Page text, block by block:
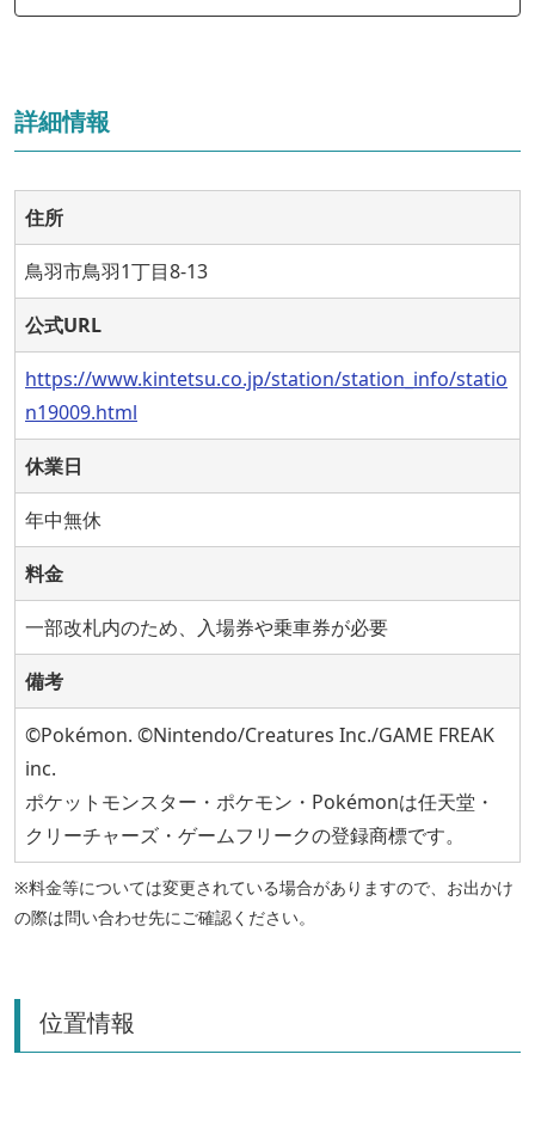
詳細情報
住所
鳥羽市鳥羽1丁目8-13
公式URL
https://www.kintetsu.co.jp/station/station_info/statio
n19009.html
休業日
年中無休
料金
一部改札内のため、入場券や乗車券が必要
備考
©Pokémon. ©Nintendo/Creatures Inc./GAME FREAK
inc.
ポケットモンスター・ポケモン・Pokémonは任天堂・
クリーチャーズ・ゲームフリークの登録商標です。
※料金等については変更されている場合がありますので、お出かけ
の際は問い合わせ先にご確認ください。
位置情報